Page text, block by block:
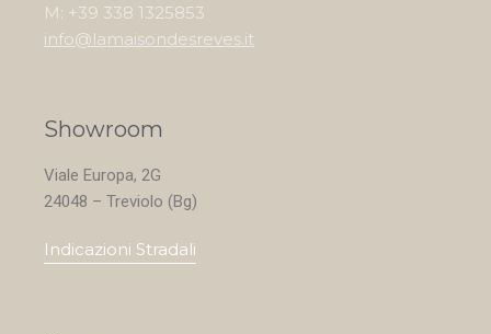
M: +39 338 1325853
info@lamaisondesreves.it
Showroom
Viale Europa, 2G
24048 – Treviolo (Bg)
Indicazioni Stradali